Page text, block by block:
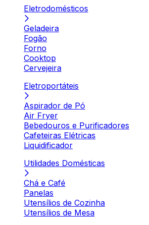
Eletrodomésticos
Geladeira
Fogão
Forno
Cooktop
Cervejeira
Eletroportáteis
Aspirador de Pó
Air Fryer
Bebedouros e Purificadores
Cafeteiras Elétricas
Liquidificador
Utilidades Domésticas
Chá e Café
Panelas
Utensílios de Cozinha
Utensílios de Mesa